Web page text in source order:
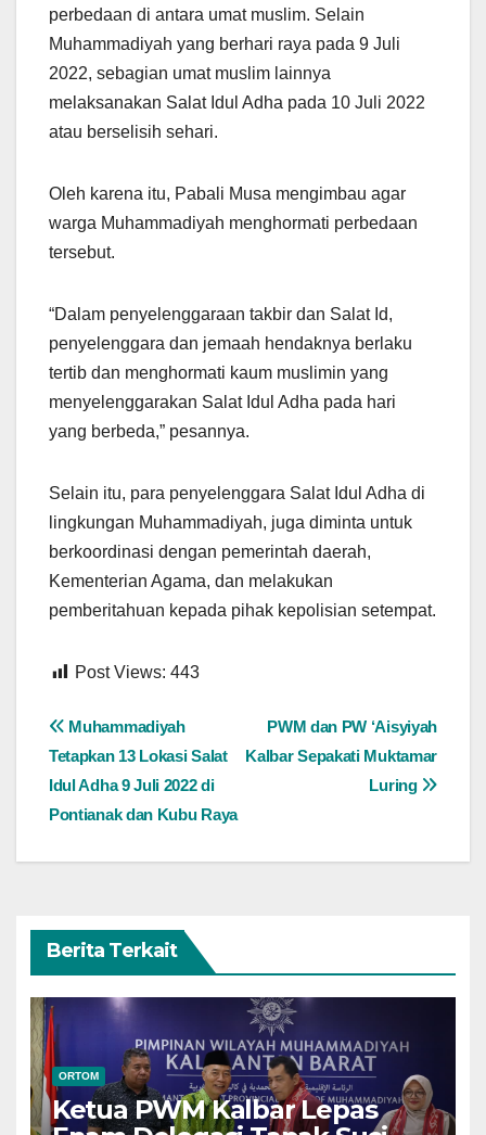
perbedaan di antara umat muslim. Selain
Muhammadiyah yang berhari raya pada 9 Juli
2022, sebagian umat muslim lainnya
melaksanakan Salat Idul Adha pada 10 Juli 2022
atau berselisih sehari.
Oleh karena itu, Pabali Musa mengimbau agar
warga Muhammadiyah menghormati perbedaan
tersebut.
“Dalam penyelenggaraan takbir dan Salat Id,
penyelenggara dan jemaah hendaknya berlaku
tertib dan menghormati kaum muslimin yang
menyelenggarakan Salat Idul Adha pada hari
yang berbeda,” pesannya.
Selain itu, para penyelenggara Salat Idul Adha di
lingkungan Muhammadiyah, juga diminta untuk
berkoordinasi dengan pemerintah daerah,
Kementerian Agama, dan melakukan
pemberitahuan kepada pihak kepolisian setempat.
Post Views: 443
Navigasi
pos
PWM dan PW ‘Aisyiyah
Kalbar Sepakati Muktamar
Luring
Muhammadiyah
Tetapkan 13 Lokasi Salat
Idul Adha 9 Juli 2022 di
Pontianak dan Kubu Raya
Berita Terkait
ORTOM
Ketua PWM Kalbar Lepas